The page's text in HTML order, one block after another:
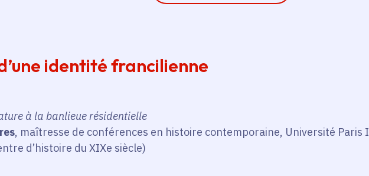
identité francilienne
à la banlieue résidentielle
, maîtresse de conférences en histoire contemporaine, Université Paris I
d’histoire du XIXe siècle)